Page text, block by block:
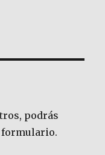
podrás
formulario.